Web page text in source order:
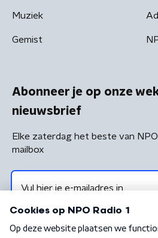
Muziek
Gemist
Abonneer je op onze
nieuwsbrief
Elke zaterdag het beste van
mailbox